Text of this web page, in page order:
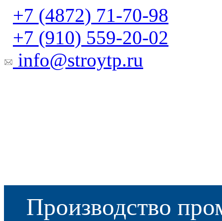
+7 (4872) 71-70-98
+7 (910) 559-20-02
info@stroytp.ru
Производство